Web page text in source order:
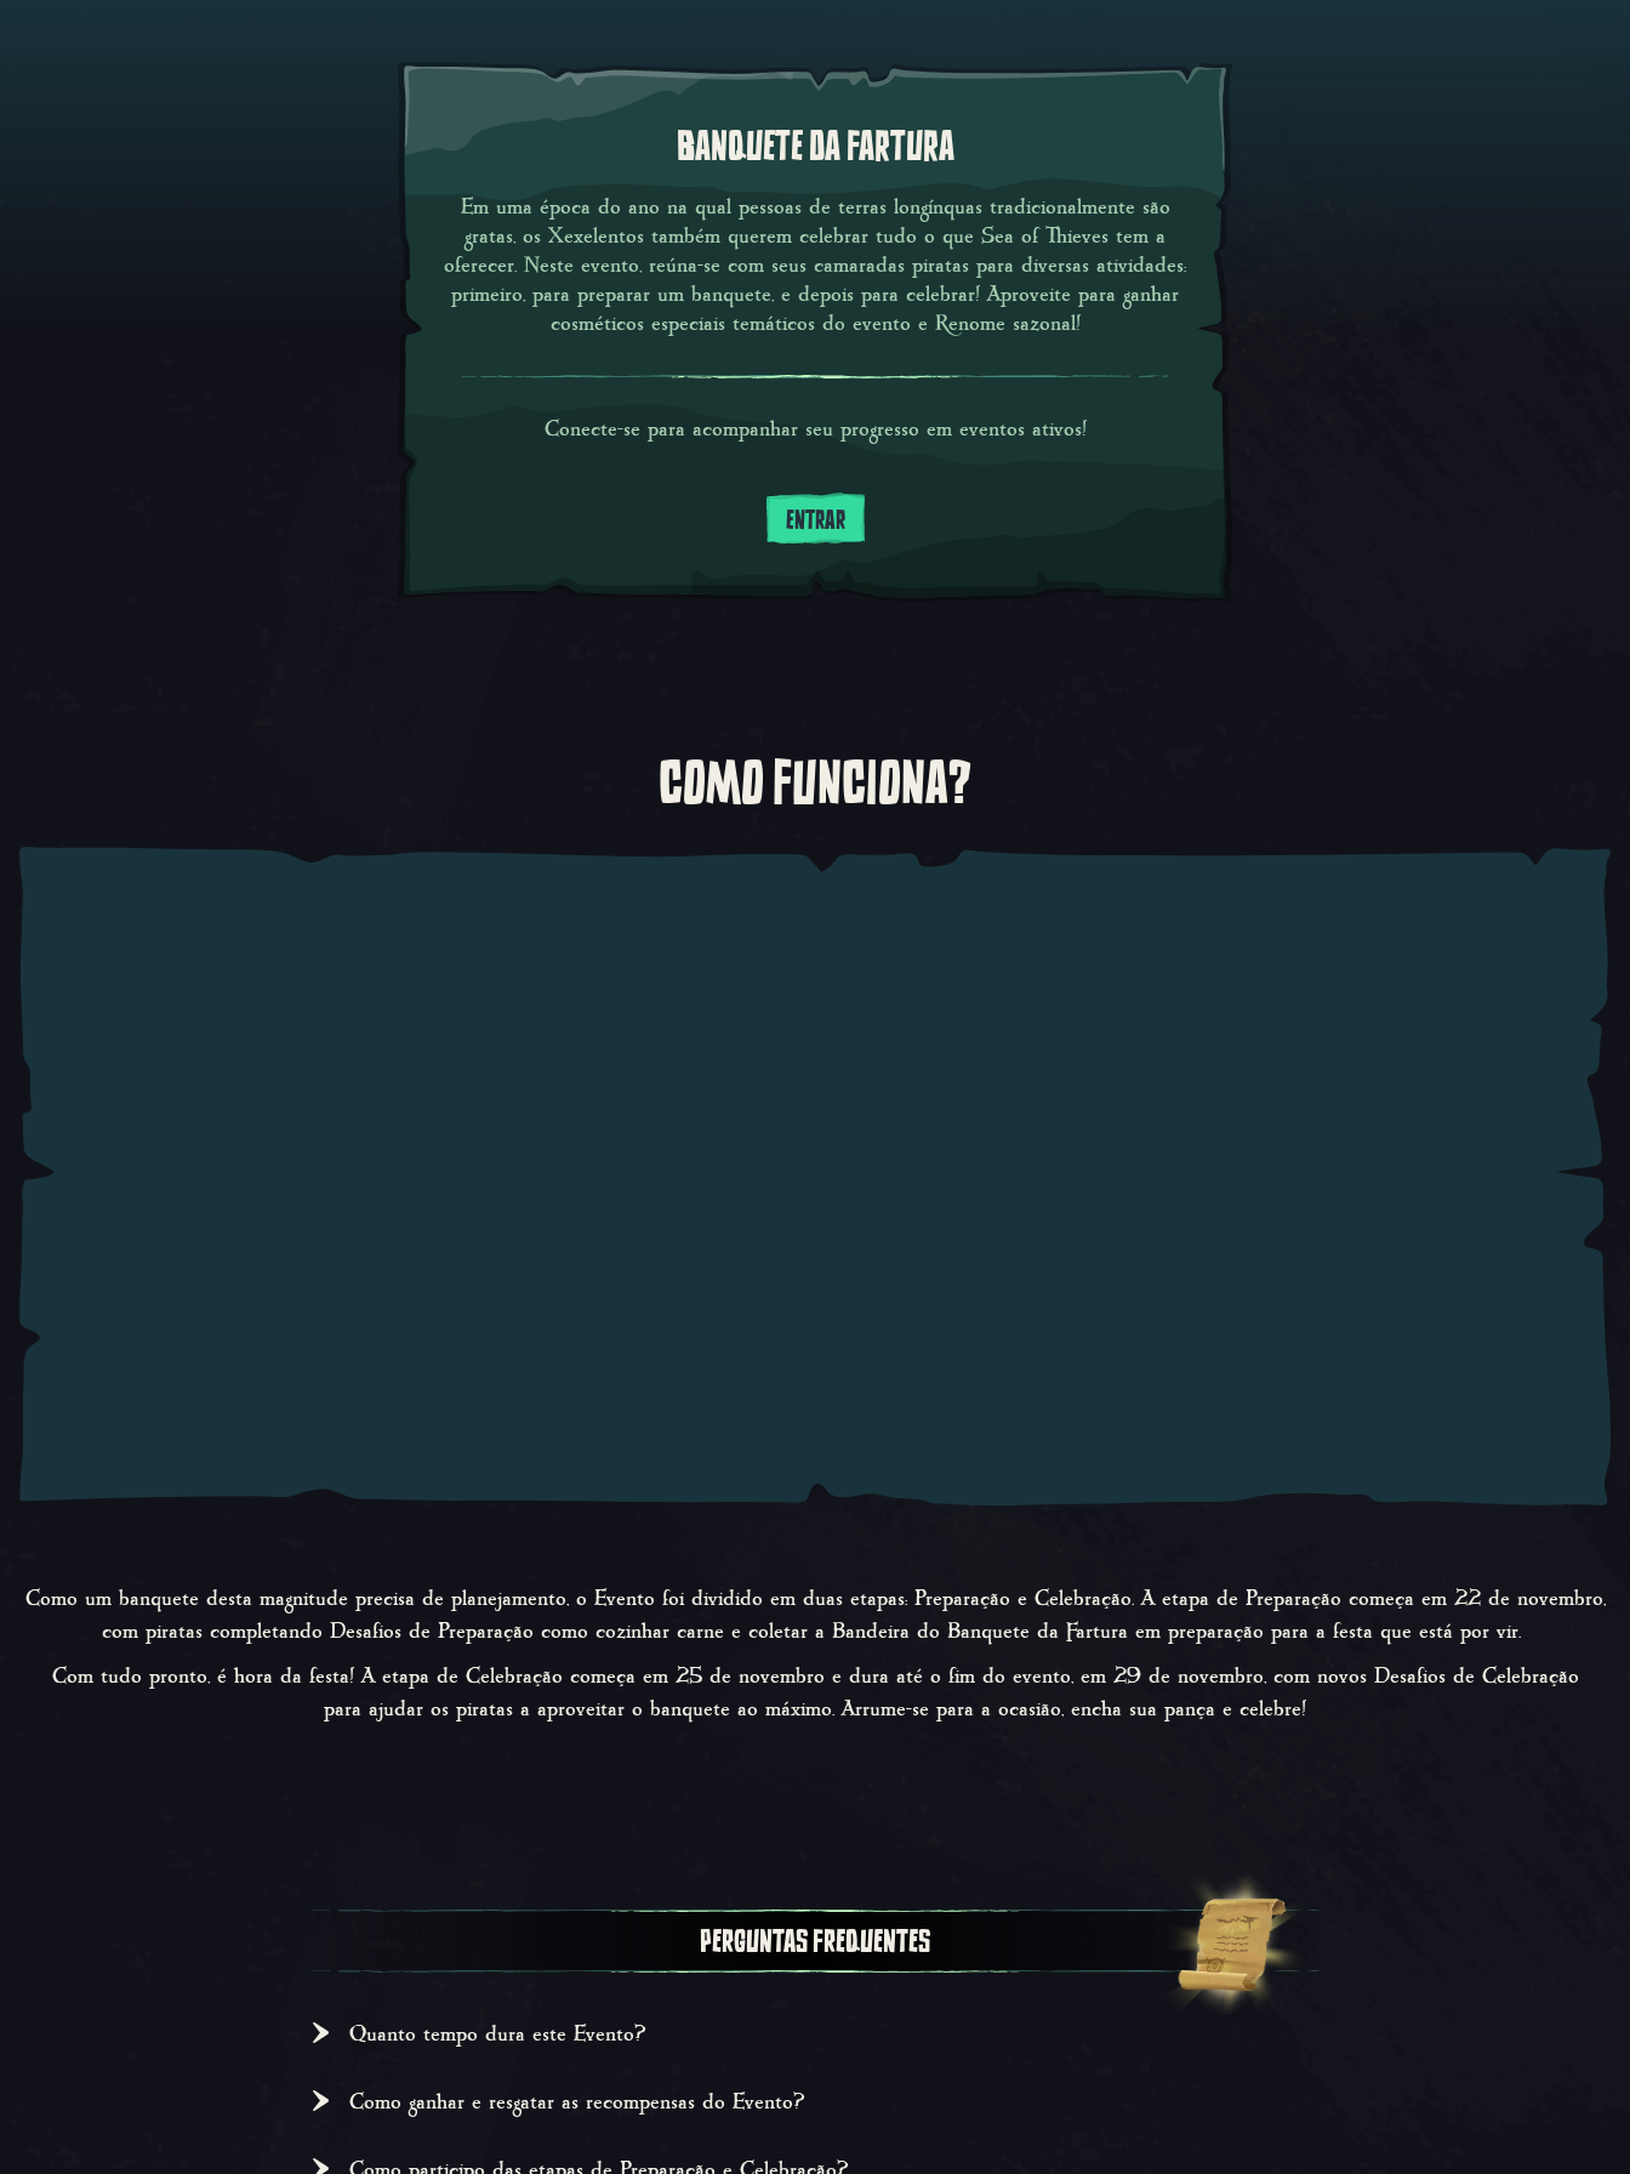
BANQUETE DA FARTURA
Em uma época do ano na qual pessoas de terras longínquas tradicionalmente são
gratas, os Xexelentos também querem celebrar tudo o que Sea of Thieves tem a
oferecer. Neste evento, reúna-se com seus camaradas piratas para diversas atividades:
primeiro, para preparar um banquete, e depois para celebrar! Aproveite para ganhar
cosméticos especiais temáticos do evento e Renome sazonal!
Conecte-se para acompanhar seu progresso em eventos ativos!
ENTRAR
COMO FUNCIONA?
Como um banquete desta magnitude precisa de planejamento, o Evento foi dividido em duas etapas: Preparação e Celebração. A etapa de Preparação começa em 22 de novembro,
com piratas completando Desafios de Preparação como cozinhar carne e coletar a Bandeira do Banquete da Fartura em preparação para a festa que está por vir.
Com tudo pronto, é hora da festa! A etapa de Celebração começa em 25 de novembro e dura até o fim do evento, em 29 de novembro, com novos Desafios de Celebração
para ajudar os piratas a aproveitar o banquete ao máximo. Arrume-se para a ocasião, encha sua pança e celebre!
PERGUNTAS FREQUENTES
Quanto tempo dura este Evento?
Este evento ocorrerá de 22 a 29 de novembro de 2021 às 10h UTC. Tempo de sobra para completar os
Desafios e afanar todas as recompensas!
Como ganhar e resgatar as recompensas do Evento?
Complete os Desafios de Preparação e Celebração durante este evento, assim como o abrangente Desafio